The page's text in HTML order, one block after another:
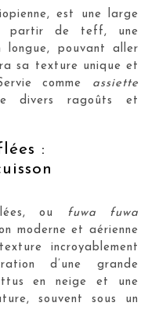
est une large
partir de teff, une
longue, pouvant aller
sa texture unique et
comme assiette
divers ragoûts et
:
ou fuwa fuwa
moderne et aérienne
incroyablement
d’une grande
en neige et une
souvent sous un